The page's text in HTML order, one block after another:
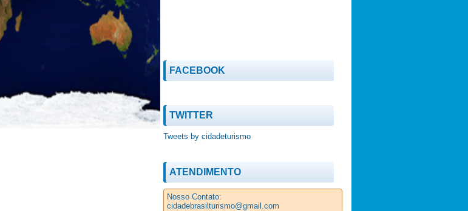
FACEBOOK
TWITTER
Tweets by cidadeturismo
ATENDIMENTO
Nosso Contato:
cidadebrasilturismo@gmail.com